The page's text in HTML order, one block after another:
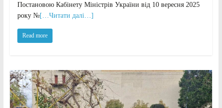
Постановою Кабінету Міністрів України від 10 вересня 2025
року №[…Читати далі…]
Read more